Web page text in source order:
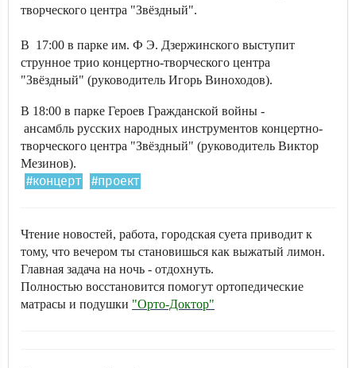
творческого центра "Звёздный".
В 17:00 в парке им. Ф Э. Дзержинского выступит
струнное трио концертно-творческого центра
"Звёздный" (руководитель Игорь Виноходов).
В 18:00 в парке Героев Гражданской войны -
ансамбль русских народных инструментов концертно-
творческого центра "Звёздный" (руководитель Виктор
Мезинов).
#концерт #проект
Чтение новостей, работа, городская суета приводит к
тому, что вечером ты становишься как выжатый лимон.
Главная задача на ночь - отдохнуть.
Полностью восстановится помогут ортопедические
матрасы и подушки "Орто-Доктор"